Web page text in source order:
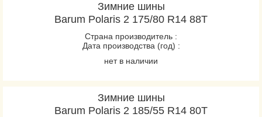
Зимние шины
Barum Polaris 2 175/80 R14 88T
Страна производитель :
Дата производства (год) :
нет в наличии
Зимние шины
Barum Polaris 2 185/55 R14 80T